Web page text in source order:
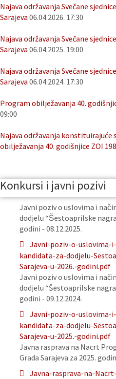
Najava održavanja Svečane
Sarajeva 06.04.2026. 17:30
Najava održavanja Svečane
Sarajeva 06.04.2025. 19:00
Najava održavanja Svečane
Sarajeva 06.04.2024. 17:30
Program obilježavanja 40.
09:00
Najava održavanja konstituirajuće
obilježavanja 40. godišnjice ZOI
Konkursi i javni pozivi
Javni poziv o uslovima i
dodjelu “Šestoaprilske
godini - 08.12.2025.
Javni-poziv-o-uslovima-
kandidata-za-dodjelu-
Sarajeva-u-2026.-godini.pdf
Javni poziv o uslovima i
dodjelu “Šestoaprilske
godini - 09.12.2024.
Javni-poziv-o-uslovima-
kandidata-za-dodjelu-
Sarajeva-u-2025.-godini.pdf
Javna rasprava na Nacrt
Grada Sarajeva za 2025.
Javna-rasprava-na-